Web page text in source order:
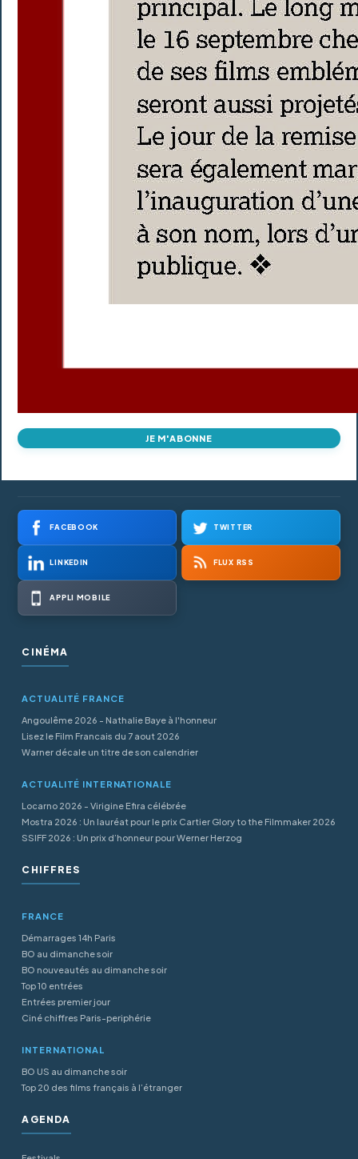
JE M'ABONNE
FACEBOOK TWITTER
LINKEDIN FLUX RSS
APPLI MOBILE
CINÉMA
ACTUALITÉ FRANCE
Angoulême 2026 - Nathalie Baye à l'honneur
Lisez le Film Francais du 7 aout 2026
Warner décale un titre de son calendrier
ACTUALITÉ INTERNATIONALE
Locarno 2026 - Virigine Efira célébrée
Mostra 2026 : Un lauréat pour le prix Cartier Glory to the Filmmaker 2026
SSIFF 2026 : Un prix d’honneur pour Werner Herzog
CHIFFRES
FRANCE
Démarrages 14h Paris
BO au dimanche soir
BO nouveautés au dimanche soir
Top 10 entrées
Entrées premier jour
Ciné chiffres Paris-periphérie
INTERNATIONAL
BO US au dimanche soir
Top 20 des films français à l’étranger
AGENDA